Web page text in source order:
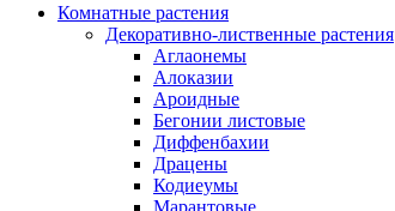
Комнатные растения
Декоративно-лиственные растения
Аглаонемы
Алоказии
Ароидные
Бегонии листовые
Диффенбахии
Драцены
Кодиеумы
Марантовые